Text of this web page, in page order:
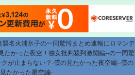
名火浦氷子の一同驚愕まとめ速報にロマンテ
たかった夜空！独女批判殺到激闘編--の一同驚
が止まらない？-僕の見たかった夜空編--僕の
見たかった星空編-